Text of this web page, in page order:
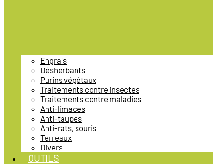
Engrais
Désherbants
Purins végétaux
Traitements contre insectes
Traitements contre maladies
Anti-limaces
Anti-taupes
Anti-rats, souris
Terreaux
Divers
OUTILS